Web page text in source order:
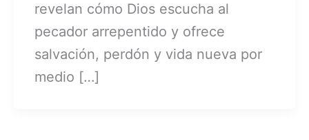
revelan cómo Dios escucha al
pecador arrepentido y ofrece
salvación, perdón y vida nueva por
medio […]